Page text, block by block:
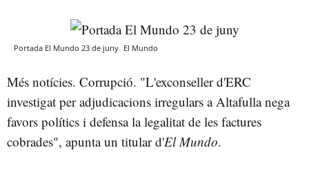
Portada El Mundo 23 de juny El Mundo
Més notícies. Corrupció. "L'exconseller d'ERC
investigat per adjudicacions irregulars a Altafulla nega
favors polítics i defensa la legalitat de les factures
cobrades", apunta un titular d'El Mundo.